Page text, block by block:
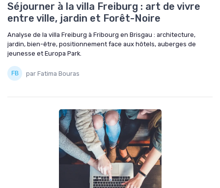
Séjourner à la villa Freiburg : art de vivre
entre ville, jardin et Forêt-Noire
Analyse de la villa Freiburg à Fribourg en Brisgau : architecture,
jardin, bien-être, positionnement face aux hôtels, auberges de
jeunesse et Europa Park.
par Fatima Bouras